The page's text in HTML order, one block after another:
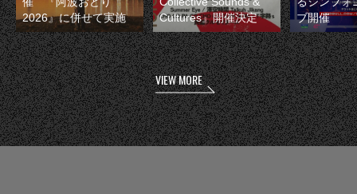
2026』に併せて実施
Cultures』開催決定
ブ開催
VIEW MORE